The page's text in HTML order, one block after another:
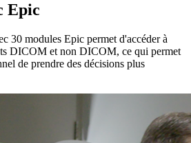
Epic
30 modules Epic permet d'accéder à
DICOM et non DICOM, ce qui permet
de prendre des décisions plus